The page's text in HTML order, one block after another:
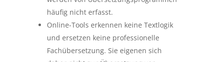
häufig nicht erfasst.
Online-Tools erkennen keine Textlogik
und ersetzen keine professionelle
Fachübersetzung. Sie eigenen sich